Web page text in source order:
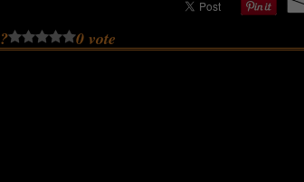
0 vote